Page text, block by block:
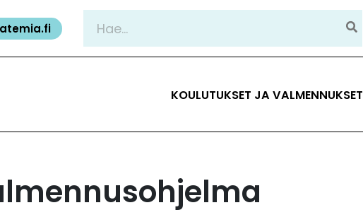
KOULUTUKSET JA VALMENNUKSET